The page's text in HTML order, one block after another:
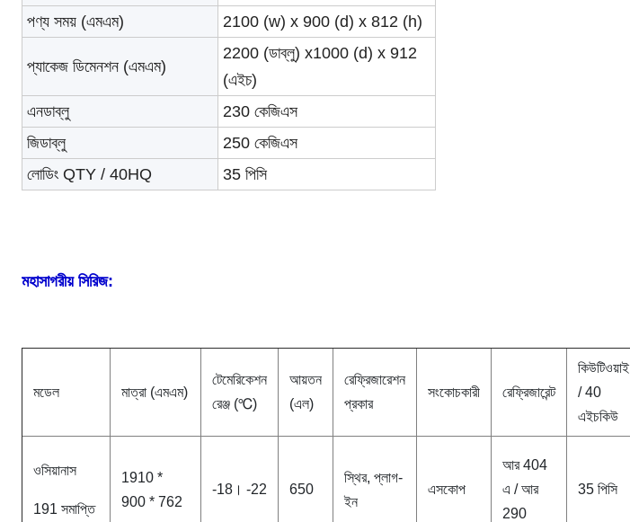
পণ্য সময় (এমএম) 2100 (w) x 900 (d) x 812 (h)
প্যাকেজ ডিমেনশন (এমএম)
2200 (ডাব্লু) x1000 (d) x 912
(এইচ)
এনডাব্লু
230 কেজিএস
জিডাব্লু
250 কেজিএস
লোডিং QTY / 40HQ
35 পিসি
মহাসাগরীয় সিরিজ:
মডেল মাত্রা (এমএম)
টেমেরিকেশন
রেঞ্জ (℃)
আয়তন
(এল)
রেফ্রিজারেশন
প্রকার
সংকোচকারী রেফ্রিজারেন্ট
কিউটিওয়াই
/ 40
এইচকিউ
ওসিয়ানাস
191 সমাপ্তি
1910 *
900 * 762
-18। -22 650
স্থির, প্লাগ-
ইন
এসকোপ
আর 404
এ / আর
290
35 পিসি